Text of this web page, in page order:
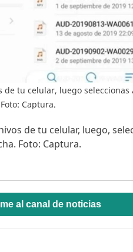
tu celular, luego seleccionas
Captura.
de tu celular, luego,
Foto: Captura.
al canal de noticias